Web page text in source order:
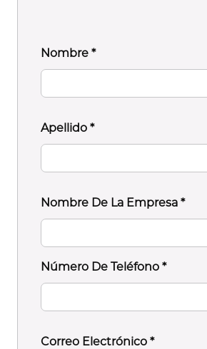
Nombre *
Apellido *
Nombre De La Empresa *
Número De Teléfono *
Correo Electrónico *